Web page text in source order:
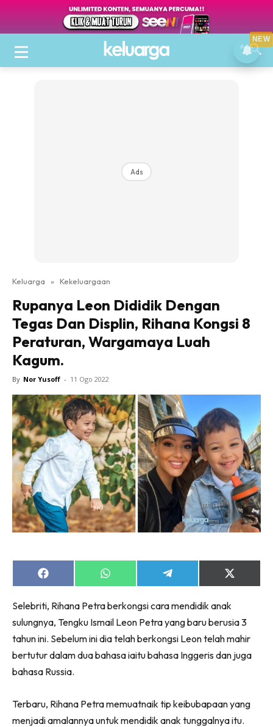
Ads
Keluarga » Kekeluargaan
Rupanya Leon Dididik Dengan
Tegas Dan Displin, Rihana Kongsi 8
Peraturan, Wargamaya Luah
Kagum.
By Nor Yusoff - 11 Ogo 2022
Share
on
Share
on
Share
on
Share
on
(Twitter)
Selebriti, Rihana Petra berkongsi cara mendidik anak
sulungnya, Tengku Ismail Leon Petra yang baru berusia 3
tahun ini. Sebelum ini dia telah berkongsi Leon telah mahir
bertutur dalam dua bahasa iaitu bahasa Inggeris dan juga
bahasa Russia.
Terbaru, Rihana Petra memuatnaik tip keibubapaan yang
menjadi amalannya untuk mendidik anak tunggalnya itu.
NEW